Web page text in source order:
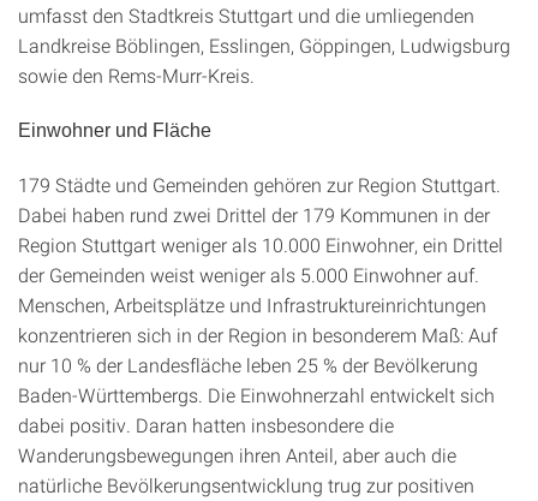
umfasst den Stadtkreis Stuttgart und die umliegenden
Landkreise Böblingen, Esslingen, Göppingen, Ludwigsburg
sowie den Rems-Murr-Kreis.
Einwohner und Fläche
179 Städte und Gemeinden gehören zur Region Stuttgart.
Dabei haben rund zwei Drittel der 179 Kommunen in der
Region Stuttgart weniger als 10.000 Einwohner, ein Drittel
der Gemeinden weist weniger als 5.000 Einwohner auf.
Menschen, Arbeitsplätze und Infrastruktureinrichtungen
konzentrieren sich in der Region in besonderem Maß: Auf
nur 10 % der Landesfläche leben 25 % der Bevölkerung
Baden-Württembergs. Die Einwohnerzahl entwickelt sich
dabei positiv. Daran hatten insbesondere die
Wanderungsbewegungen ihren Anteil, aber auch die
natürliche Bevölkerungsentwicklung trug zur positiven